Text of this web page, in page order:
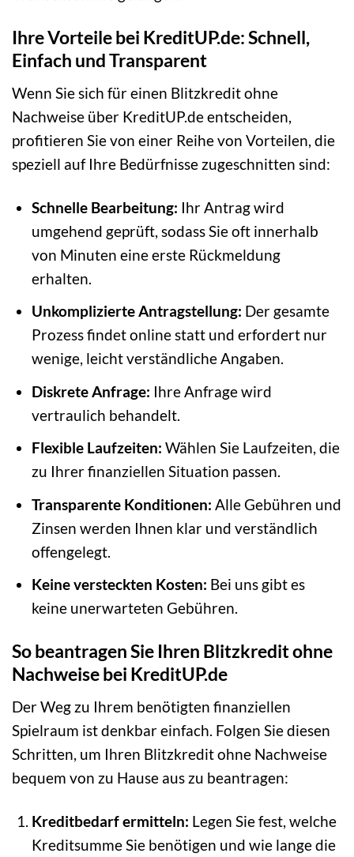
Ihre Vorteile bei KreditUP.de: Schnell,
Einfach und Transparent
Wenn Sie sich für einen Blitzkredit ohne
Nachweise über KreditUP.de entscheiden,
profitieren Sie von einer Reihe von Vorteilen, die
speziell auf Ihre Bedürfnisse zugeschnitten sind:
Schnelle Bearbeitung: Ihr Antrag wird
umgehend geprüft, sodass Sie oft innerhalb
von Minuten eine erste Rückmeldung
erhalten.
Unkomplizierte Antragstellung: Der gesamte
Prozess findet online statt und erfordert nur
wenige, leicht verständliche Angaben.
Diskrete Anfrage: Ihre Anfrage wird
vertraulich behandelt.
Flexible Laufzeiten: Wählen Sie Laufzeiten, die
zu Ihrer finanziellen Situation passen.
Transparente Konditionen: Alle Gebühren und
Zinsen werden Ihnen klar und verständlich
offengelegt.
Keine versteckten Kosten: Bei uns gibt es
keine unerwarteten Gebühren.
So beantragen Sie Ihren Blitzkredit ohne
Nachweise bei KreditUP.de
Der Weg zu Ihrem benötigten finanziellen
Spielraum ist denkbar einfach. Folgen Sie diesen
Schritten, um Ihren Blitzkredit ohne Nachweise
bequem von zu Hause aus zu beantragen:
Kreditbedarf ermitteln: Legen Sie fest, welche
Kreditsumme Sie benötigen und wie lange die